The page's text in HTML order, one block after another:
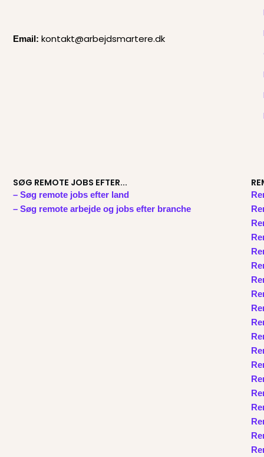
Email: kontakt@arbejdsmartere.dk
SØG REMOTE JOBS EFTER...
– Søg remote jobs efter land
– Søg remote arbejde og jobs efter branche